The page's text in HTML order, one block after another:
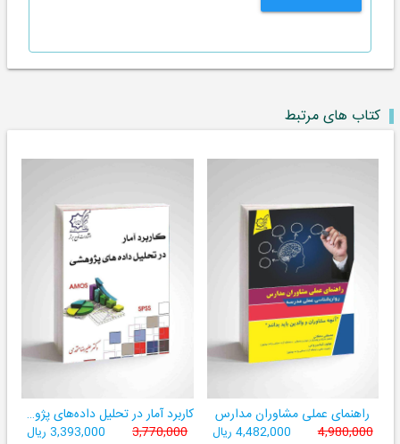
کتاب های مرتبط
راهنمای عملی مشاوران مدارس
4,980,000 4,482,000 ریال
کاربرد آمار در تحلیل داده‌های پژوهشی
3,770,000 3,393,000 ریال